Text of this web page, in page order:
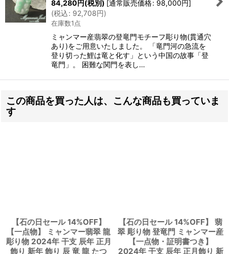
84,280円(税別) [通常販売価格: 98,000円]
(税込: 92,708円)
在庫数1点
ミャンマー産翡翠の登竜門モチーフ彫り物(貫通穴
あり)をご用意いたしました。 「竜門河の急流を
登り切った鯉は竜と化す」という中国の故事「登
竜門」。 困難な関門を表し…
この商品を買った人は、こんな商品も買っていま
す
【石の日セール 14%OFF】
【一点物】 ミャンマー翡翠 龍
彫り物 2024年 干支 辰年 正月
飾り 新年 飾り 辰 竜 龍 たつ
【石の日セール 14%OFF】 翡
翠 彫り物 登竜門 ミャンマー産
【一点物・証明書つき】
2024年 干支 辰年 正月飾り 新